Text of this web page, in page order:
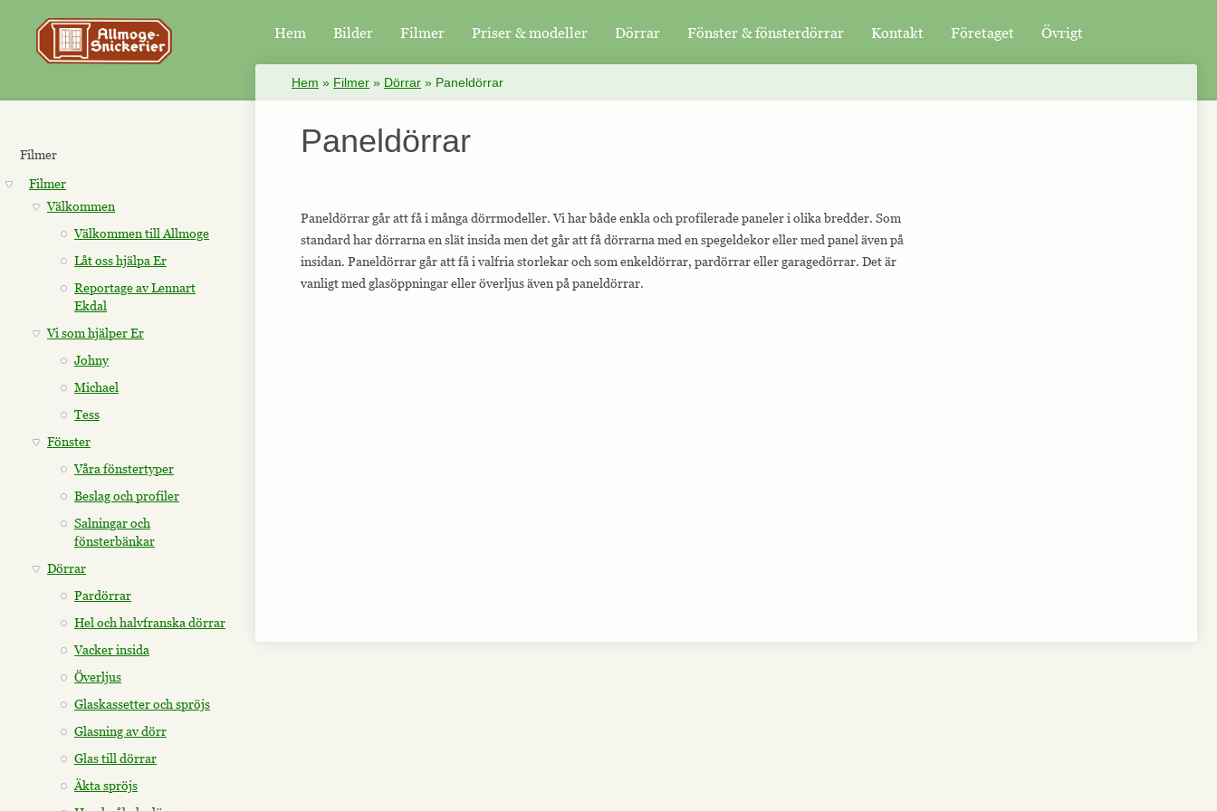
Hem Bilder Filmer Priser & modeller Dörrar Fönster & fönsterdörrar Kontakt Företaget Övrigt
Filmer
Filmer
Välkommen
Välkommen till Allmoge
Låt oss hjälpa Er
Reportage av Lennart
Ekdal
Vi som hjälper Er
Johny
Michael
Tess
Fönster
Våra fönstertyper
Beslag och profiler
Salningar och
fönsterbänkar
Dörrar
Pardörrar
Hel och halvfranska dörrar
Vacker insida
Överljus
Glaskassetter och spröjs
Glasning av dörr
Glas till dörrar
Äkta spröjs
Hem » Filmer » Dörrar » Paneldörrar
Paneldörrar
Paneldörrar går att få i många dörrmodeller. Vi har både enkla och profilerade paneler i olika bredder. Som
standard har dörrarna en slät insida men det går att få dörrarna med en spegeldekor eller med panel även på
insidan. Paneldörrar går att få i valfria storlekar och som enkeldörrar, pardörrar eller garagedörrar. Det är
vanligt med glasöppningar eller överljus även på paneldörrar.